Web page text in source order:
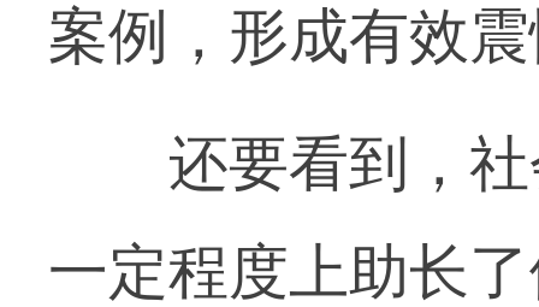
案例，形成有效
还要看到，社
一定程度上助长